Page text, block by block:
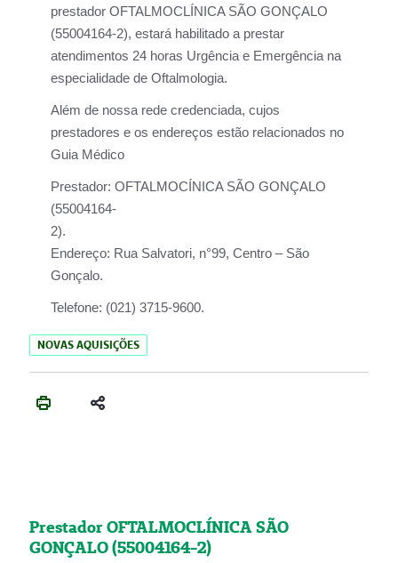
prestador OFTALMOCLÍNICA SÃO GONÇALO
(55004164-2), estará habilitado a prestar
atendimentos 24 horas Urgência e Emergência na
especialidade de Oftalmologia.
Além de nossa rede credenciada, cujos
prestadores e os endereços estão relacionados no
Guia Médico
Prestador: OFTALMOCÍNICA SÃO GONÇALO
(55004164-
2).
Endereço: Rua Salvatori, n°99, Centro – São
Gonçalo.
Telefone: (021) 3715-9600.
NOVAS AQUISIÇÕES
Prestador OFTALMOCLÍNICA SÃO
GONÇALO (55004164-2)